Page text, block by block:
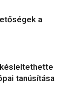
a
tanúsítása